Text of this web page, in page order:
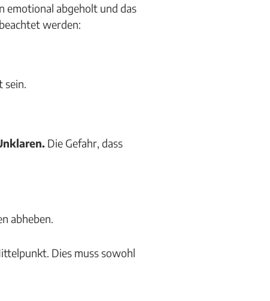
emotional abgeholt und das
werden:
sein.
Die Gefahr, dass
abheben.
Dies muss sowohl